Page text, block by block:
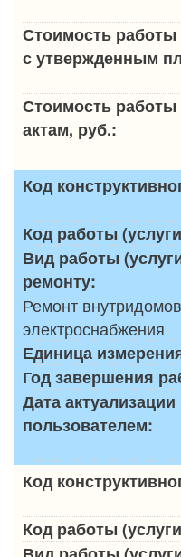
Стоимость работы
с утвержденным
Стоимость работы
актам, руб.:
Код
Код работы
Вид работы
ремонту:
Ремонт
электроснабжения
Единица
Год завершения
Дата
пользователем:
Код
Код работы